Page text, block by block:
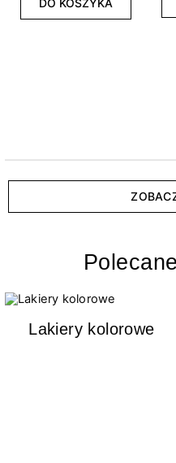
Lakiery kolorowe